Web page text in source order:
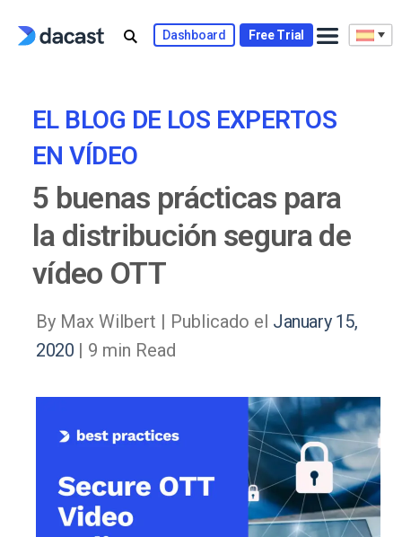
Dashboard Free Trial
EL BLOG DE LOS EXPERTOS
EN VÍDEO
5 buenas prácticas para
la distribución segura de
vídeo OTT
By Max Wilbert | Publicado el January 15,
2020 | 9 min Read